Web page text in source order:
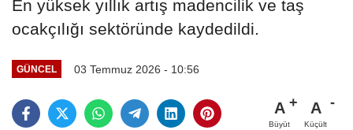
En yüksek yıllık artış madencilik ve taş
ocakçılığı sektöründe kaydedildi.
GÜNCEL 03 Temmuz 2026 - 10:56
A
Büyüt
A
Küçült